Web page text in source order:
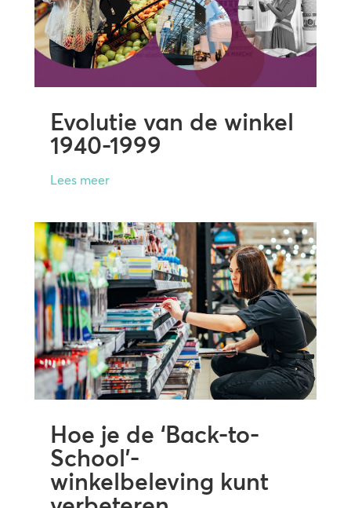
Evolutie van de winkel
1940-1999
Lees meer
Hoe je de ‘Back-to-
School’-
winkelbeleving kunt